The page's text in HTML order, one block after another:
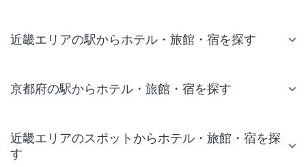
近畿エリアの駅からホテル・旅館・宿を探す
京都府の駅からホテル・旅館・宿を探す
近畿エリアのスポットからホテル・旅館・宿を探
す